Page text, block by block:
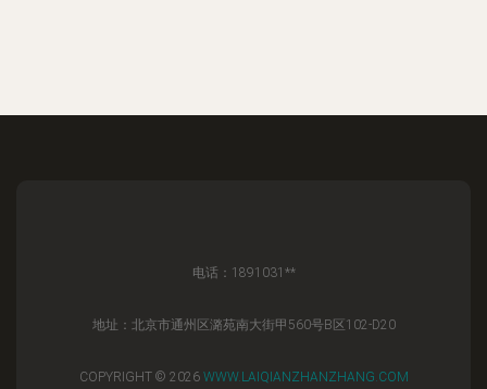
电话：1891031**
地址：北京市通州区潞苑南大街甲560号B区102-D20
COPYRIGHT © 2026 WWW.LAIQIANZHANZHANG.COM